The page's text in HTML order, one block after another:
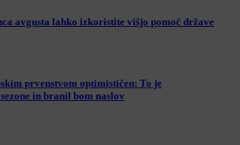
avgusta lahko izkoristite višjo pomoč države
prvenstvom optimističen: To je
in branil bom naslov